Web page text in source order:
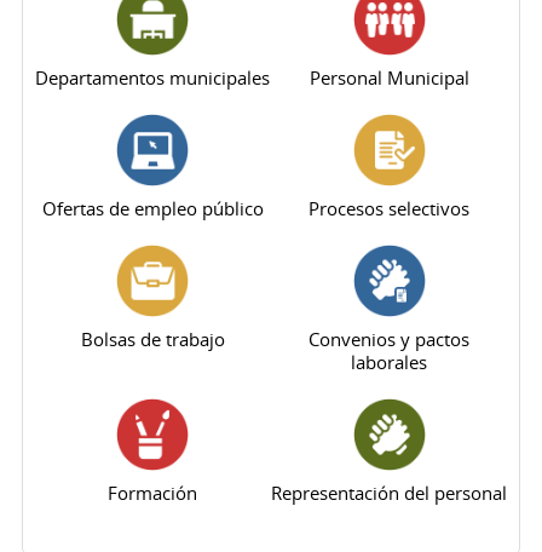
Departamentos municipales Personal Municipal
Ofertas de empleo público Procesos selectivos
Bolsas de trabajo
Convenios y pactos
laborales
Formación Representación del personal